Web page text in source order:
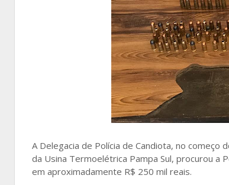
A Delegacia de Polícia de Candiota, no começo
da Usina Termoelétrica Pampa Sul, procurou a
em aproximadamente R$ 250 mil reais.